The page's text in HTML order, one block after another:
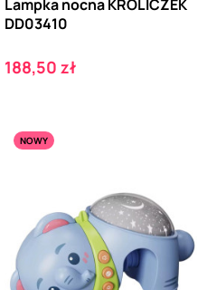
Lampka nocna KRÓLICZEK
DD03410
Cena
188,50 zł
NOWY